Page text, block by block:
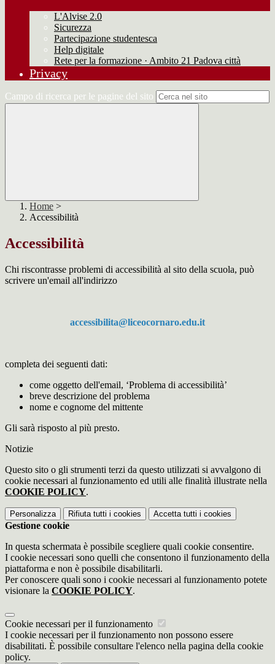
L'Alvise 2.0
Sicurezza
Partecipazione studentesca
Help digitale
Rete per la formazione · Ambito 21 Padova città
Privacy
Campo di ricerca per le pagine del sito
Home >
Accessibilità
Accessibilità
Chi riscontrasse problemi di accessibilità al sito della scuola, può
scrivere un'email all'indirizzo
accessibilita@liceocornaro.edu.it
completa dei seguenti dati:
come oggetto dell'email, ‘Problema di accessibilità’
breve descrizione del problema
nome e cognome del mittente
Gli sarà risposto al più presto.
Notizie
Questo sito o gli strumenti terzi da questo utilizzati si avvalgono di
cookie necessari al funzionamento ed utili alle finalità illustrate nella
COOKIE POLICY.
Personalizza Rifiuta tutti i cookies Accetta tutti i cookies
Gestione cookie
In questa schermata è possibile scegliere quali cookie consentire.
I cookie necessari sono quelli che consentono il funzionamento della
piattaforma e non è possibile disabilitarli.
Per conoscere quali sono i cookie necessari al funzionamento potete
visionare la COOKIE POLICY.
Cookie necessari per il funzionamento
I cookie necessari per il funzionamento non possono essere
disabilitati. È possibile consultare l'elenco nella pagina della cookie
policy.